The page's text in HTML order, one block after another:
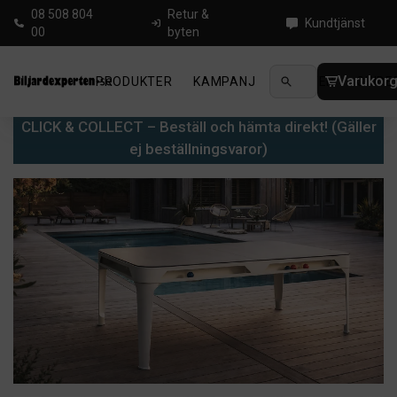
08 508 804
00
Retur &
byten
Kundtjänst
PRODUKTER KAMPANJ NYHETER
CLICK & COLLECT – Beställ och hämta direkt! (Gäller
ej beställningsvaror)